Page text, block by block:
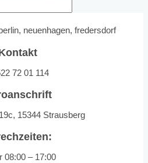
72 01 114
15344 Strausberg
08:00 – 17:00